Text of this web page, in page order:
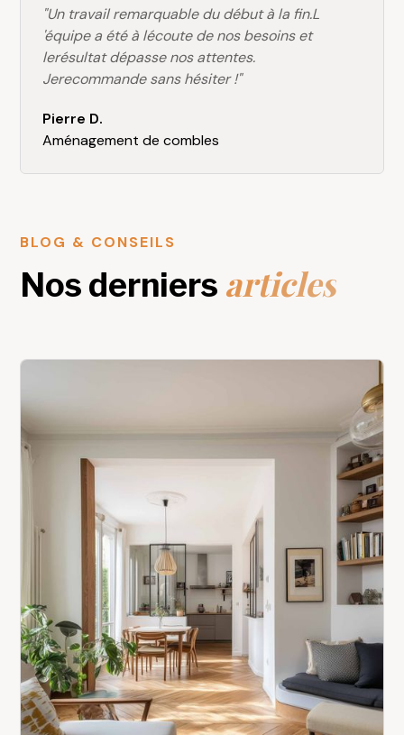
"Un travail remarquable du début à la fin.L
'équipe a été à lécoute de nos besoins et
lerésultat dépasse nos attentes.
Jerecommande sans hésiter !"
Pierre D.
Aménagement de combles
BLOG & CONSEILS
Nos derniers articles